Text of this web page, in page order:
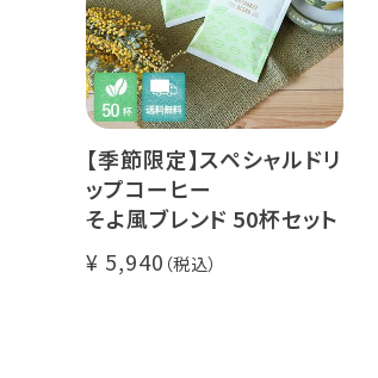
【季節限定】スペシャルドリ
ップコーヒー
そよ風ブレンド 50杯セット
5,940